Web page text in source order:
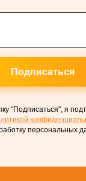
Подписаться
"Подписаться", я
персональных